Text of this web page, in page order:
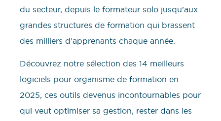
du secteur, depuis le formateur solo jusqu’aux
grandes structures de formation qui brassent
des milliers d’apprenants chaque année.
Découvrez notre sélection des 14 meilleurs
logiciels pour organisme de formation en
2025, ces outils devenus incontournables pour
qui veut optimiser sa gestion, rester dans les